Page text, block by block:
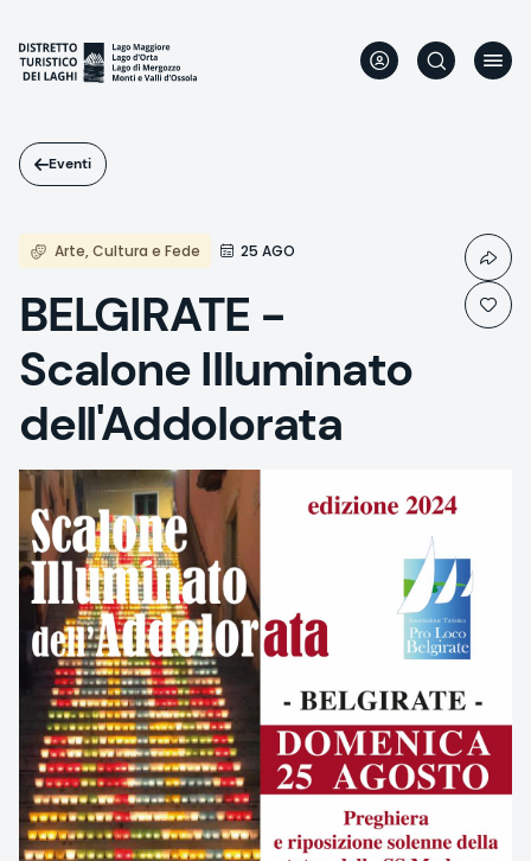
contenuto
principale
Eventi
Arte, Cultura e Fede 25 AGO
BELGIRATE -
Scalone Illuminato
dell'Addolorata